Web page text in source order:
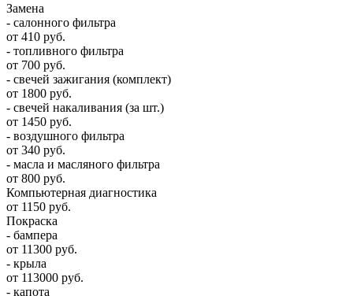
Замена
- салонного фильтра
от 410 руб.
- топливного фильтра
от 700 руб.
- свечей зажигания (комплект)
от 1800 руб.
- свечей накаливания (за шт.)
от 1450 руб.
- воздушного фильтра
от 340 руб.
- масла и масляного фильтра
от 800 руб.
Компьютерная диагностика
от 1150 руб.
Покраска
- бампера
от 11300 руб.
- крыла
от 113000 руб.
- капота